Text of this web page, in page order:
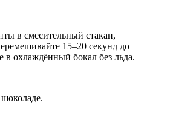
в смесительный стакан,
15–20 секунд до
в охлаждённый бокал без льда.